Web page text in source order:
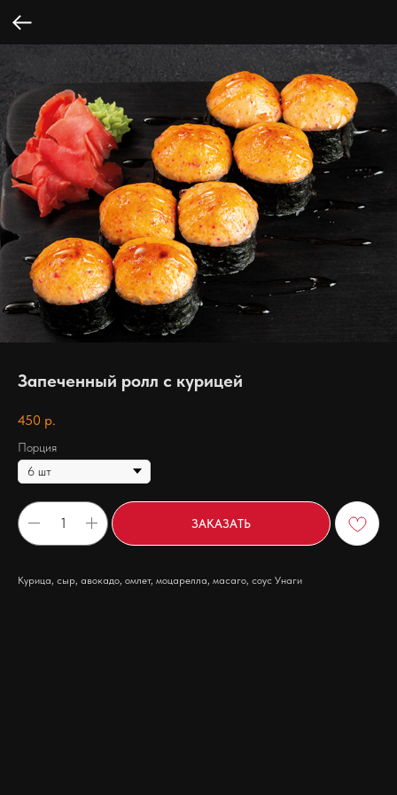
Запеченный ролл с курицей
450 р.
Порция
ЗАКАЗАТЬ
Курица, сыр, авокадо, омлет, моцарелла, масаго, соус Унаги